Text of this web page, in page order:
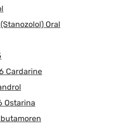
Oral
Cardarine
Ostarina